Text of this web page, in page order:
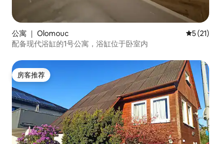
公寓 ｜ Olomouc 平均评分
5 (21)
配备现代浴缸的1号公寓，浴缸位于卧室内
房客推荐
房客推荐